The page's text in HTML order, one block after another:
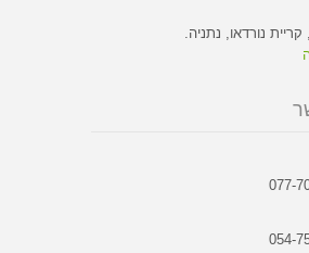
נורדאו, נתניה.
077-
054-